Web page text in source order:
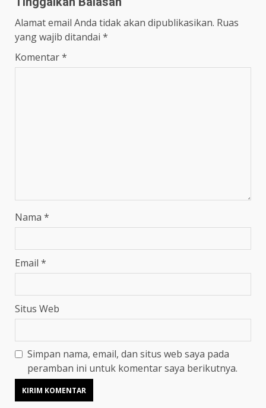
Alamat email Anda tidak akan dipublikasikan. Ruas
yang wajib ditandai *
Komentar*
Nama *
Email *
Situs Web
Simpan nama, email, dan situs web saya pada
peramban ini untuk komentar saya berikutnya.